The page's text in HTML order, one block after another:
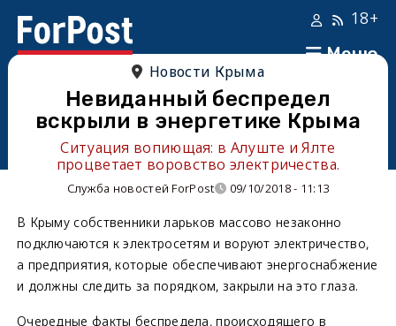
Меню
18+
Новости Крыма
Невиданный беспредел
вскрыли в энергетике Крыма
Ситуация вопиющая: в Алуште и Ялте
процветает воровство электричества.
Служба новостей ForPost 09/10/2018 - 11:13
В Крыму собственники ларьков массово незаконно
подключаются к электросетям и воруют электричество,
а предприятия, которые обеспечивают энергоснабжение
и должны следить за порядком, закрыли на это глаза.
Очередные факты беспредела, происходящего в